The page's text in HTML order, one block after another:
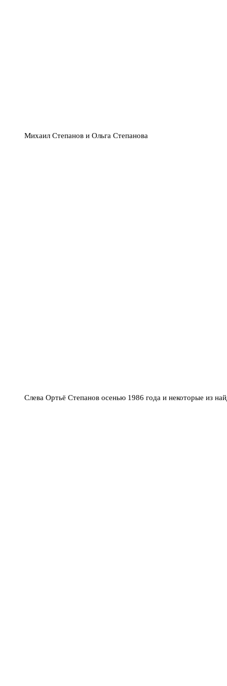
Михаил Степанов и Ольга Степанова
Слева Ортьё Степанов осенью 1986 года и некоторые из